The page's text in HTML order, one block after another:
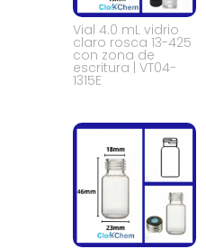
Vial 4.0 mL vidrio
claro rosca 13-425
con zona de
escritura | VT04-
1315E